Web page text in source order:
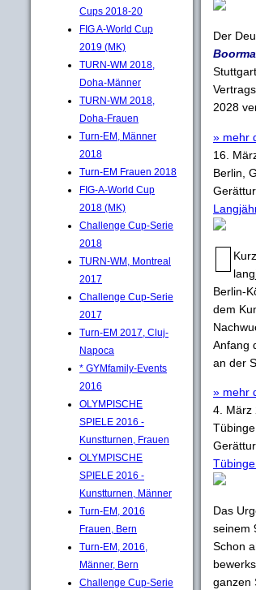
Cups 2018-20
FIG A-World Cup
2019 (MK)
TURN-WM 2018,
Doha-Männer
TURN-WM 2018,
Doha-Frauen
Turn-EM, Männer
2018
Turn-EM Frauen 2018
FIG-A-World Cup
2018 (MK)
Challenge Cup-Serie
2018
TURN-WM, Montreal
2017
Challenge Cup-Serie
2017
Turn-EM 2017, Cluj-
Napoca
* GYMfamily-Events
2016
OLYMPISCHE
SPIELE 2016 -
Kunstturnen, Frauen
OLYMPISCHE
SPIELE 2016 -
Kunstturnen, Männer
Turn-EM, 2016
Frauen, Bern
Turn-EM, 2016,
Männer, Bern
Challenge Cup-Serie
Der
2028
» mehr
16.
Berlin,
Berlin-
dem
Anfang
an der
» mehr
4. März
Das
seinem
Schon
ganzen